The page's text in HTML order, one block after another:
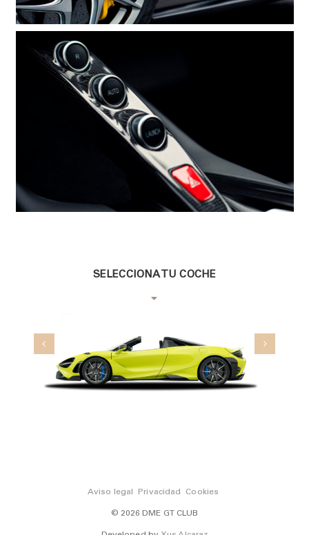
SELECCIONA TU COCHE
Aviso legal Privacidad Cookies
© 2026 DME GT CLUB